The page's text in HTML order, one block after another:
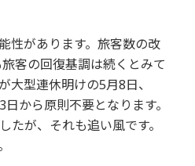
性があります。旅客数の改
客の回復基調は続くとみて
大型連休明けの5月8日、
から原則不要となります。
が、それも追い風です。